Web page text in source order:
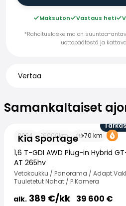
Maksuton Vastaus heti
*Rahoituslaskelma on suuntaa-
luottopäätöstä ja
Vertaa
Samankaltaiset
Kia Sportage
2024
19000km 70 km
1,6 T-GDI AWD Plug-in Hybrid
AT 265hv
Vetokoukku / Panorama /
Tuuletetut Nahat / P.Kamera
alk. 389 €/kk 39 600 €